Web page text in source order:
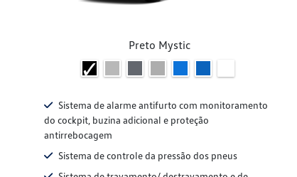
Preto Mystic
Sistema de alarme antifurto com monitoramento
do cockpit, buzina adicional e proteção
antirrebocagem
Sistema de controle da pressão dos pneus